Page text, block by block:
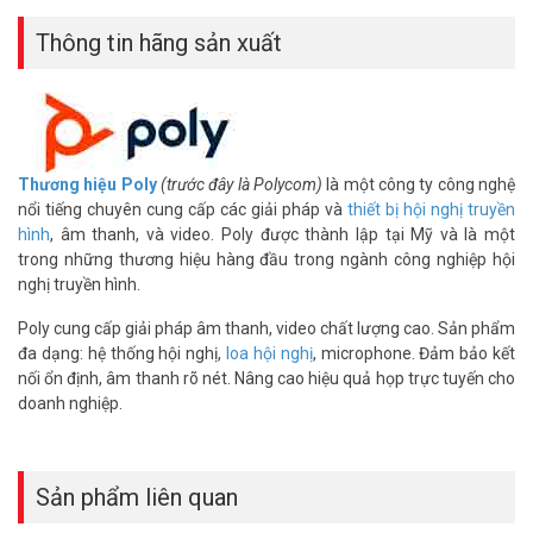
nghe ngay để trải nghiệm chuyên nghiệp!
Bộ đệm da Poly BlackWire 3300 Series mang lại sự êm ái, cách âm
tốt và độ bền cao. Đây là phụ kiện thiết yếu để nâng tầm
hội nghị. Liên hệ Vũ Hoàng Telecom – đại lý Poly chính hãng để đặt
mua ngay hôm nay.
Thông số kỹ thuật bộ đệm da tai nghe
Poly BlackWire 3300 Series
– Bộ đệm da dành riêng cho tai nghe Blackwire 3300 Series
– Kích thước: 190 x 210 x 55 mm
– Trọng lượng: 96 g
– Xuất xứ thương hiệu: Mỹ (USA)
– Bảo hành: 12 tháng
Thông tin hãng sản xuất
Thương hiệu Poly (trước đây là Polycom) là một công ty công nghệ
nổi tiếng chuyên cung cấp các giải pháp và thiết bị hội nghị truyền
hình, âm thanh, và video. Poly được thành lập tại Mỹ và là một
trong những thương hiệu hàng đầu trong ngành công nghiệp hội
nghị truyền hình.
Poly cung cấp giải pháp âm thanh, video chất lượng cao. Sản phẩm
đa dạng: hệ thống hội nghị, loa hội nghị, microphone. Đảm bảo kết
nối ổn định, âm thanh rõ nét. Nâng cao hiệu quả họp trực tuyến cho
doanh nghiệp.
Sản phẩm liên quan